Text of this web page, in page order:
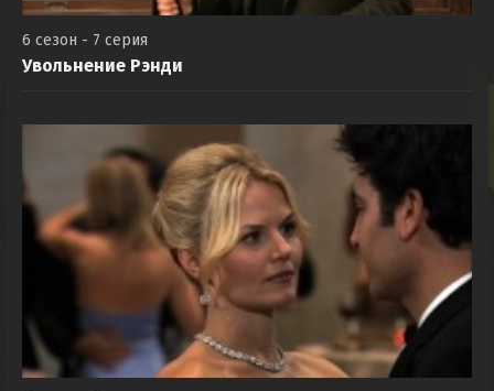
6 сезон - 7 серия
Увольнение Рэнди